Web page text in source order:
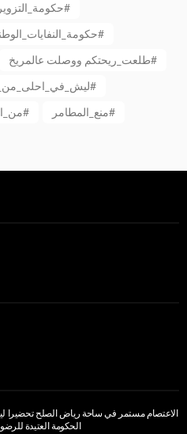
حكومة_التزوير_والفساد#
حكومة_النفايات_الوطنية#
طلعت_ريحتكم ووصلت عالمريخ#
ليش_في_احلى_من_خرا_لبنان#
من_اجل_لبنان_جديد# منع_المطامر#
الاعتصام مستمر في ساحة رياض الصلح تحضيرا
الحكومة العتيدة